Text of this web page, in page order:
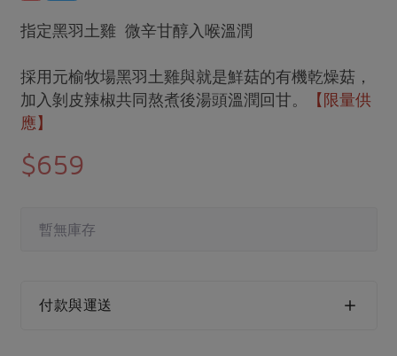
家庭清潔 織品
日用品 圖書禮品
防災用品
最新產品
素食專區
主題食譜
年菜食譜
養身食補
節慶大餐
高麗菜海鮮煎餅
把最好的台灣味帶回家！
生活者e週報
綠主張月刊
典藏閱覽室
最新消息
下載專區
地區活動
活動報下載
指定黑羽土雞 微辛甘醇入喉溫潤
採用元榆牧場黑羽土雞與就是鮮菇的有機乾燥菇，
加入剝皮辣椒共同熬煮後湯頭溫潤回甘。
【限量供
應】
$659
暫無庫存
付款與運送